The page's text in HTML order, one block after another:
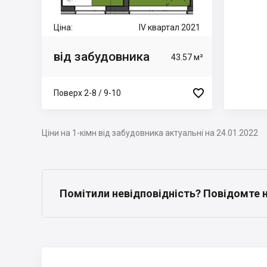
Ціна: IV квартал 2021
від забудовника 43.57 м²
Поверх 2-8 / 9-10 
Ціни на 1-кімн від забудовника актуальні на 24.01.2022
Помітили невідповідність? Повідомте